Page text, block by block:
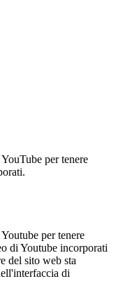
per tenere
per tenere
di Youtube incorporati
del sito web sta
di